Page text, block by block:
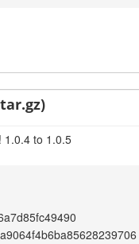
1.0.4 to 1.0.5